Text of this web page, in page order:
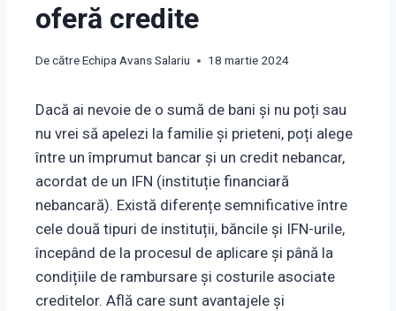
oferă credite
De cătreEchipa Avans Salariu 18 martie 2024
Dacă ai nevoie de o sumă de bani și nu poți sau
nu vrei să apelezi la familie și prieteni, poți alege
între un împrumut bancar și un credit nebancar,
acordat de un IFN (instituție financiară
nebancară). Există diferențe semnificative între
cele două tipuri de instituții, băncile și IFN-urile,
începând de la procesul de aplicare și până la
condițiile de rambursare și costurile asociate
creditelor. Află care sunt avantajele și